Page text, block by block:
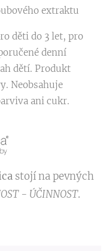
extraktu
děti do 3 let, pro
denní
dětí. Produkt
Neobsahuje
ani cukr.
stojí na pevných
- ÚČINNOST.